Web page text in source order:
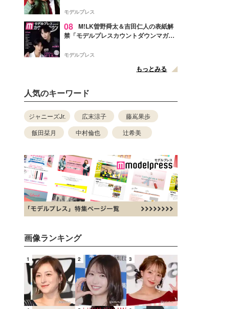
徴する“謎のキーワード”も
モデルプレス
08 M!LK曽野舜太＆吉田仁人の表紙解
禁「モデルプレスカウントダウンマガジ
モデルプレス
もっとみる
人気のキーワード
ジャニーズJr. 広末涼子
藤嶌果歩
飯田栞月
中村倫也 辻希美
画像ランキング
1 2 3